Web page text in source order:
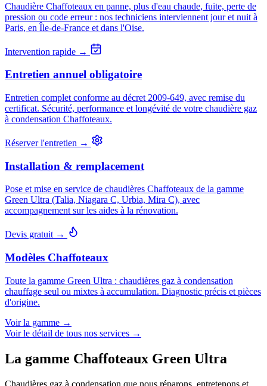
Chaudière Chaffoteaux en panne, plus d'eau chaude, fuite, perte de
pression ou code erreur : nos techniciens interviennent jour et nuit à
Paris, en Île-de-France et dans l'Oise.
Intervention rapide →
Entretien annuel obligatoire
Entretien complet conforme au décret 2009-649, avec remise du
certificat. Sécurité, performance et longévité de votre chaudière gaz
à condensation Chaffoteaux.
Réserver l'entretien →
Installation & remplacement
Pose et mise en service de chaudières Chaffoteaux de la gamme
Green Ultra (Talia, Niagara C, Urbia, Mira C), avec
accompagnement sur les aides à la rénovation.
Devis gratuit →
Modèles Chaffoteaux
Toute la gamme Green Ultra : chaudières gaz à condensation
chauffage seul ou mixtes à accumulation. Diagnostic précis et pièces
d'origine.
Voir la gamme →
Voir le détail de tous nos services →
La gamme Chaffoteaux Green Ultra
Chaudières gaz à condensation que nous réparons, entretenons et